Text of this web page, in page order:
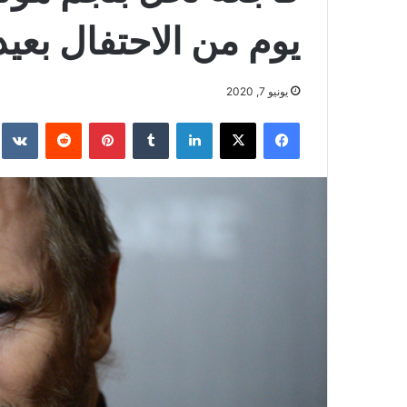
يوم من الاحتفال
يونيو 7, 2020
فيسبوك ‫X لينكدإن بينتيريست